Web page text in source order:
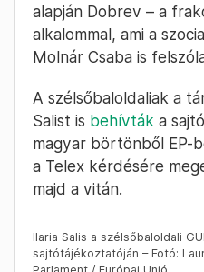
alapján Dobrev – a
alkalommal, ami a
Molnár Csaba is
A szélsőbaloldaliak a
Salist is behívták a
magyar börtönből EP-
a Telex kérdésére
majd a vitán.